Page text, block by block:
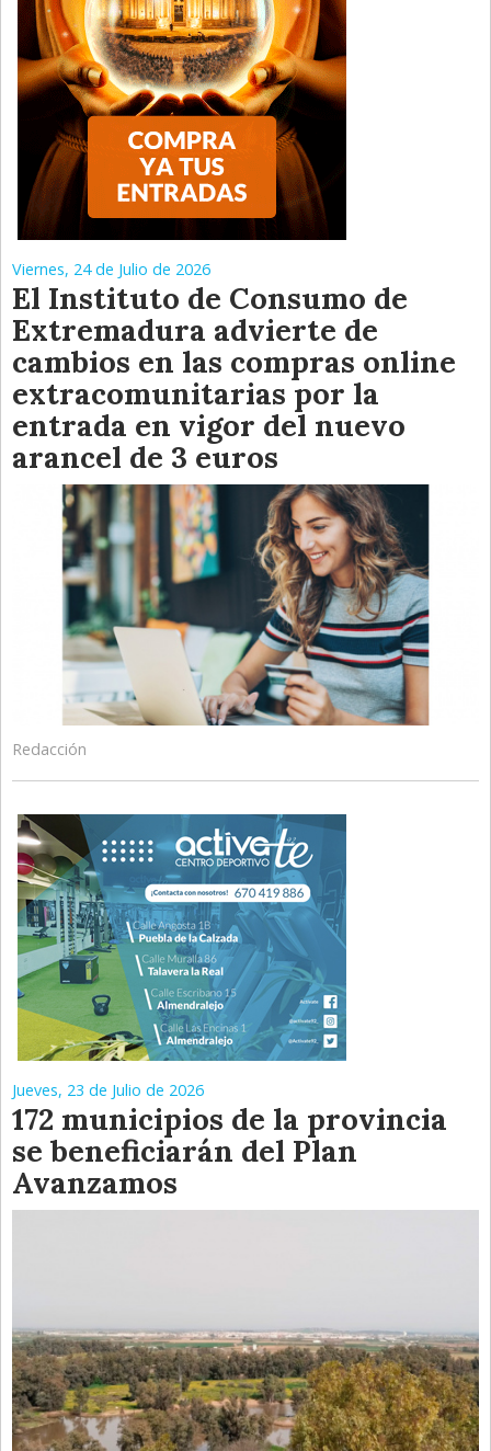
Viernes, 24 de Julio de 2026
El Instituto de Consumo de
Extremadura advierte de
cambios en las compras online
extracomunitarias por la
entrada en vigor del nuevo
arancel de 3 euros
Redacción
Jueves, 23 de Julio de 2026
172 municipios de la provincia
se beneficiarán del Plan
Avanzamos